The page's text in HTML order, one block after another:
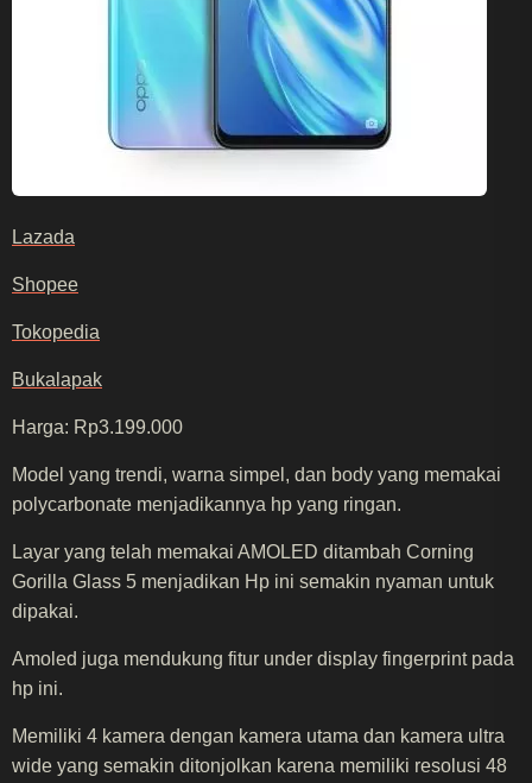
Lazada
Shopee
Tokopedia
Bukalapak
Harga: Rp3.199.000
Model yang trendi, warna simpel, dan body yang memakai
polycarbonate menjadikannya hp yang ringan.
Layar yang telah memakai AMOLED ditambah Corning
Gorilla Glass 5 menjadikan Hp ini semakin nyaman untuk
dipakai.
Amoled juga mendukung fitur under display fingerprint pada
hp ini.
Memiliki 4 kamera dengan kamera utama dan kamera ultra
wide yang semakin ditonjolkan karena memiliki resolusi 48